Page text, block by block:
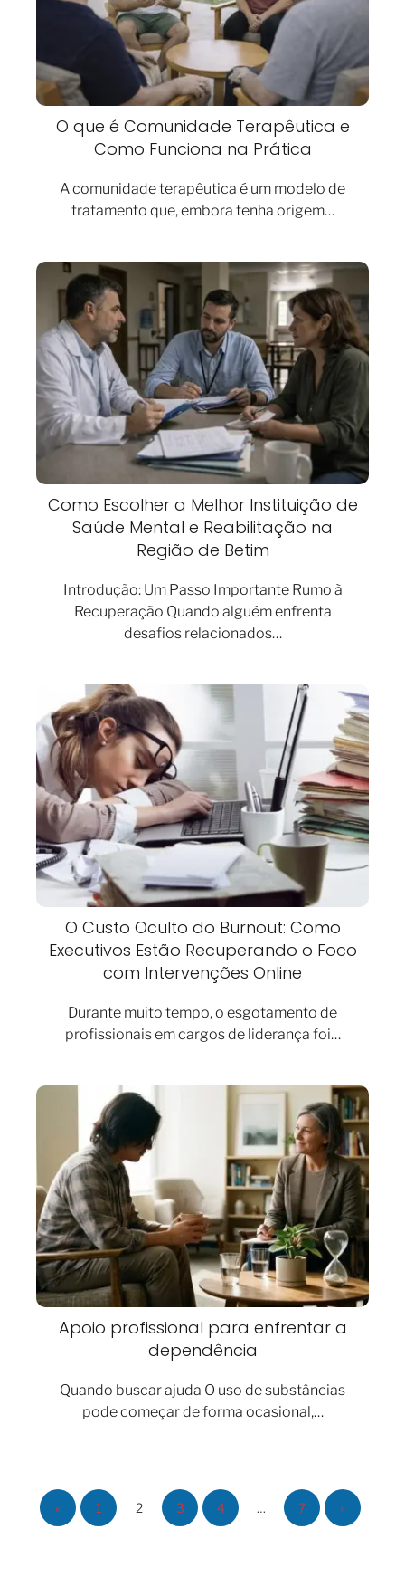
O que é Comunidade Terapêutica e
Como Funciona na Prática
A comunidade terapêutica é um modelo de
tratamento que, embora tenha origem…
Como Escolher a Melhor Instituição de
Saúde Mental e Reabilitação na
Região de Betim
Introdução: Um Passo Importante Rumo à
Recuperação Quando alguém enfrenta
desafios relacionados…
O Custo Oculto do Burnout: Como
Executivos Estão Recuperando o Foco
com Intervenções Online
Durante muito tempo, o esgotamento de
profissionais em cargos de liderança foi…
Apoio profissional para enfrentar a
dependência
Quando buscar ajuda O uso de substâncias
pode começar de forma ocasional,…
« 1 2 3 4 … 7 »